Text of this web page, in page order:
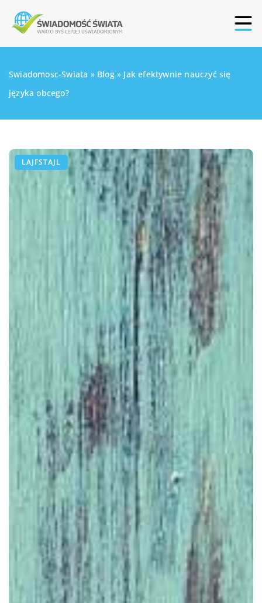
Swiadomosc-Swiata » Blog» Jak efektywnie nauczyć się
języka obcego?
LAJFSTAJL